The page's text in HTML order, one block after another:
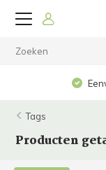
Tags
Producten